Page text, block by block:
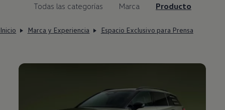
Todas las categorías Marca Producto
Inicio Marca y Experiencia Espacio Exclusivo para Prensa